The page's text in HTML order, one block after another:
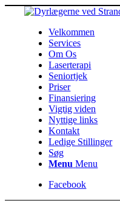
Velkommen
Services
Om Os
Laserterapi
Seniortjek
Priser
Finansiering
Vigtig viden
Nyttige links
Kontakt
Ledige Stillinger
Søg
Menu Menu
Facebook